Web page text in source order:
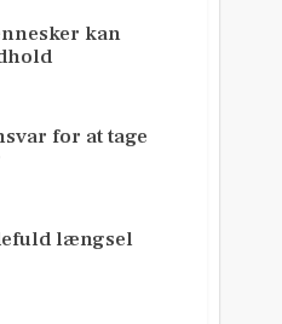
kan
for at tage
længsel